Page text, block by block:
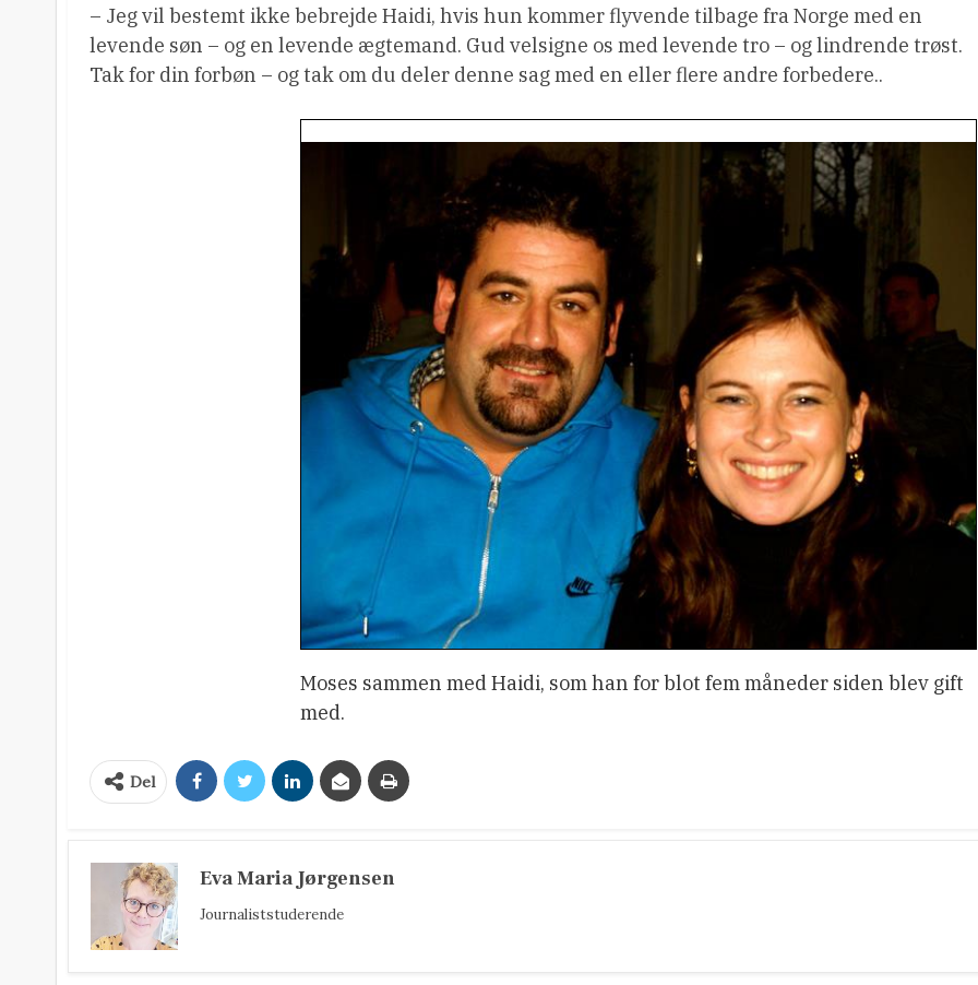
– Jeg vil bestemt ikke bebrejde Haidi, hvis hun kommer flyvende tilbage fra Norge med en
levende søn – og en levende ægtemand. Gud velsigne os med levende tro – og lindrende trøst.
Tak for din forbøn – og tak om du deler denne sag med en eller flere andre forbedere..
Moses sammen med Haidi, som han for blot fem måneder siden blev gift
med.
Del
Eva Maria Jørgensen
Journaliststuderende